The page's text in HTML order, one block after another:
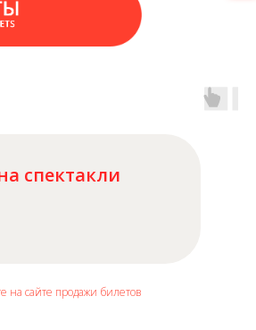
спектакли
на сайте продажи билетов